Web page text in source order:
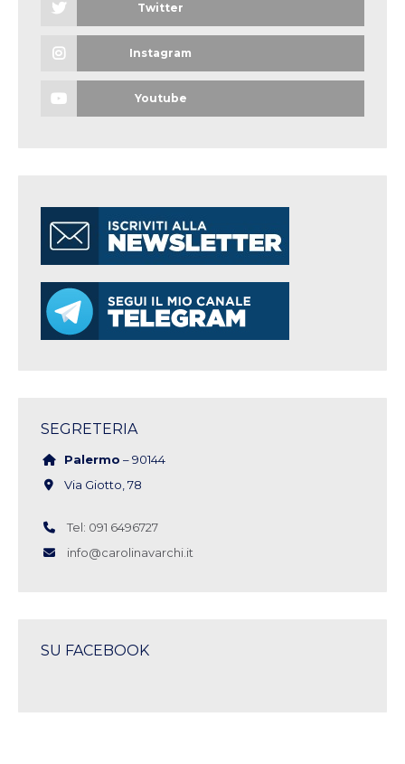
Twitter
Instagram
Youtube
SEGRETERIA
Palermo – 90144
Via Giotto, 78
Tel: 091 6496727
info@carolinavarchi.it
SU FACEBOOK